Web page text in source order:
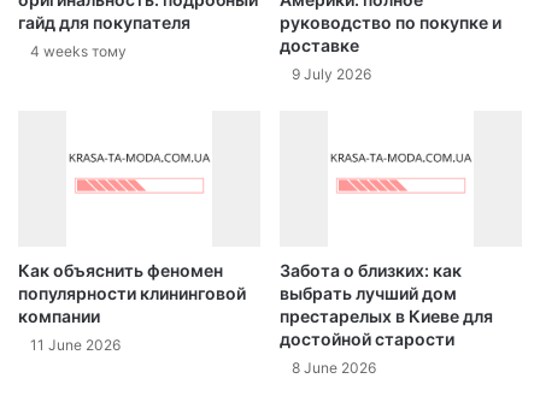
гайд для покупателя
4 weeks тому
руководство по покупке и
доставке
9 July 2026
Как объяснить феномен
популярности клининговой
компании
11 June 2026
Забота о близких: как
выбрать лучший дом
престарелых в Киеве для
достойной старости
8 June 2026